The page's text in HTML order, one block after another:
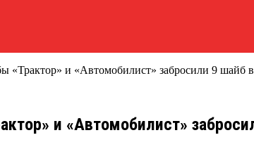
«Трактор» и «Автомобилист» забросили 9 шайб
и «Автомобилист»